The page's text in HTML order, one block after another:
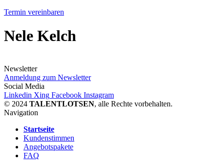
Termin vereinbaren
Nele Kelch
Newsletter
Anmeldung zum Newsletter
Social Media
Linkedin Xing Facebook Instagram
© 2024 TALENTLOTSEN, alle Rechte vorbehalten.
Navigation
Startseite
Kundenstimmen
Angebotspakete
FAQ